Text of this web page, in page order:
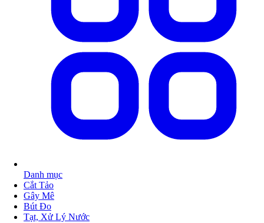
Danh mục
Cắt Tảo
Gây Mê
Bút Đo
Tạt, Xử Lý Nước